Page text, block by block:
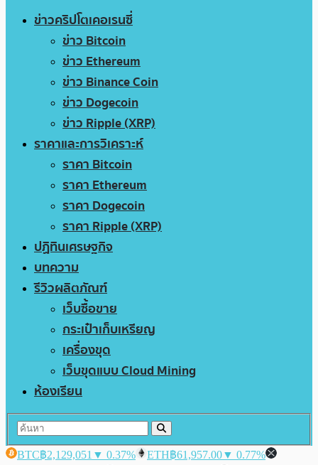
ข่าวคริปโตเคอเรนซี่
ข่าว Bitcoin
ข่าว Ethereum
ข่าว Binance Coin
ข่าว Dogecoin
ข่าว Ripple (XRP)
ราคาและการวิเคราะห์
ราคา Bitcoin
ราคา Ethereum
ราคา Dogecoin
ราคา Ripple (XRP)
ปฏิทินเศรษฐกิจ
บทความ
รีวิวผลิตภัณฑ์
เว็บซื้อขาย
กระเป๋าเก็บเหรียญ
เครื่องขุด
เว็บขุดแบบ Cloud Mining
ห้องเรียน
BTC฿2,129,051 ▼ 0.37% ETH฿61,957.00▼ 0.77%